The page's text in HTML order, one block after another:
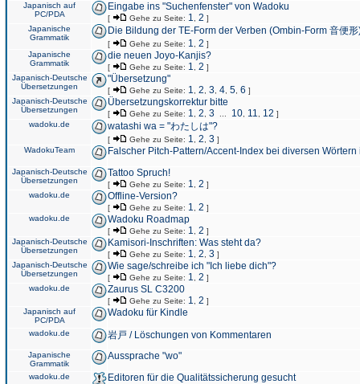
Japanisch auf
PC/PDA
Eingabe ins "Suchenfenster" von Wadoku
[ Gehe zu Seite: 1 2 ]
Japanische
Grammatik
Die Bildung der TE-Form der Verben (Ombin-Form 音便形
[ Gehe zu Seite: 1 2 ]
Japanische
Grammatik
die neuen Joyo-Kanjis?
[ Gehe zu Seite: 1 2 ]
Japanisch-Deutsche
Übersetzungen
"Übersetzung"
[ Gehe zu Seite: 1 2 3 4 5 6 ]
Japanisch-Deutsche
Übersetzungen
Übersetzungskorrektur bitte
[ Gehe zu Seite: 1 2 3 10 11 12 ]
wadoku.de
watashi wa = "わたしは"?
[ Gehe zu Seite: 1 2 3 ]
WadokuTeam
Falscher Pitch-Pattern/Accent-Index bei diversen
Japanisch-Deutsche
Übersetzungen
Tattoo Spruch!
[ Gehe zu Seite: 1 2 ]
wadoku.de
Offline-Version?
[ Gehe zu Seite: 1 2 ]
wadoku.de
Wadoku Roadmap
[ Gehe zu Seite: 1 2 ]
Japanisch-Deutsche
Übersetzungen
Kamisori-Inschriften: Was steht da?
[ Gehe zu Seite: 1 2 3 ]
Japanisch-Deutsche
Übersetzungen
Wie sage/schreibe ich "Ich liebe dich"?
[ Gehe zu Seite: 1 2 ]
wadoku.de
Zaurus SL C3200
[ Gehe zu Seite: 1 2 ]
Japanisch auf
PC/PDA
Wadoku für Kindle
wadoku.de 岩戸 / Löschungen von Kommentaren
Japanische
Grammatik
Aussprache "wo"
wadoku.de Editoren für die Qualitätssicherung gesucht